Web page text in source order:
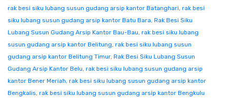
rak besi siku lubang susun gudang arsip kantor Batanghari, rak besi
siku lubang susun gudang arsip kantor Batu Bara, Rak Besi Siku
Lubang Susun Gudang Arsip Kantor Bau-Bau, rak besi siku lubang
susun gudang arsip kantor Belitung, rak besi siku lubang susun
gudang arsip kantor Belitung Timur, Rak Besi Siku Lubang Susun
Gudang Arsip Kantor Belu, rak besi siku lubang susun gudang arsip
kantor Bener Meriah, rak besi siku lubang susun gudang arsip kantor
Bengkalis, rak besi siku lubang susun gudang arsip kantor Bengkulu